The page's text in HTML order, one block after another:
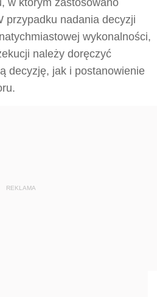
w którym zastosowano
przypadku nadania decyzji
wykonalności,
należy doręczyć
decyzję, jak i postanowienie
REKLAMA